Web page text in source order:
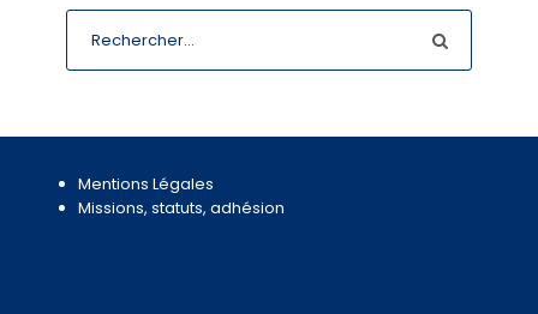
Mentions Légales
Missions, statuts, adhésion